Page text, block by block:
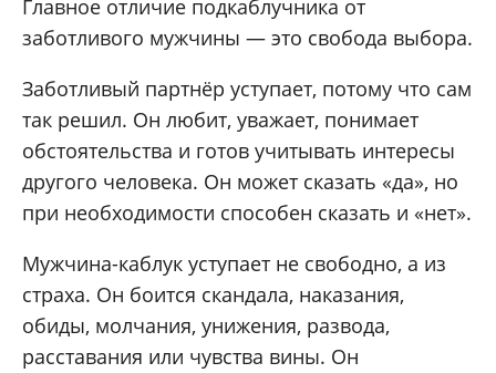
Главное отличие подкаблучника от
заботливого мужчины — это свобода выбора.
Заботливый партнёр уступает, потому что сам
так решил. Он любит, уважает, понимает
обстоятельства и готов учитывать интересы
другого человека. Он может сказать «да», но
при необходимости способен сказать и «нет».
Мужчина-каблук уступает не свободно, а из
страха. Он боится скандала, наказания,
обиды, молчания, унижения, развода,
расставания или чувства вины. Он